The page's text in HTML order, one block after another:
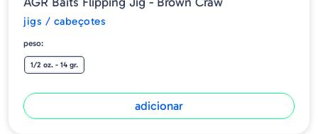
jigs / cabeçotes
peso:
1/2 oz. - 14 gr.
adicionar